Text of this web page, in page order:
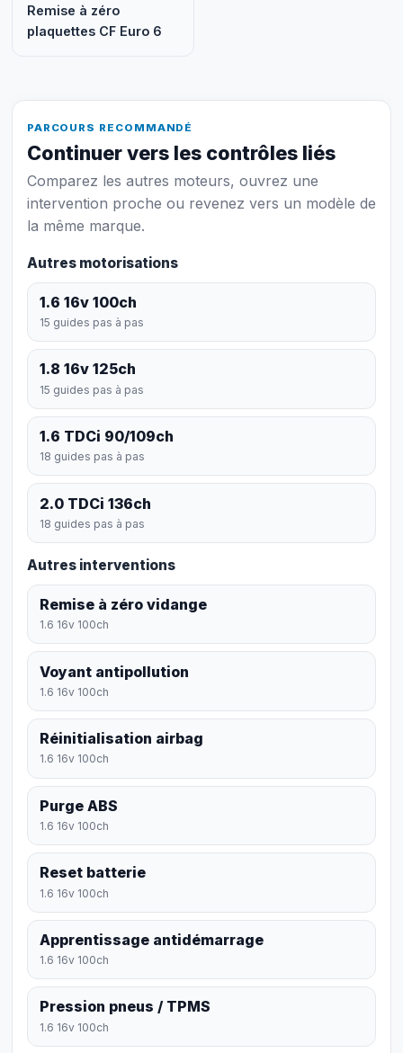
Remise à zéro
plaquettes CF Euro 6
PARCOURS RECOMMANDÉ
Continuer vers les contrôles liés
Comparez les autres moteurs, ouvrez une
intervention proche ou revenez vers un modèle de
la même marque.
Autres motorisations
1.6 16v 100ch
15 guides pas à pas
1.8 16v 125ch
15 guides pas à pas
1.6 TDCi 90/109ch
18 guides pas à pas
2.0 TDCi 136ch
18 guides pas à pas
Autres interventions
Remise à zéro vidange
1.6 16v 100ch
Voyant antipollution
1.6 16v 100ch
Réinitialisation airbag
1.6 16v 100ch
Purge ABS
1.6 16v 100ch
Reset batterie
1.6 16v 100ch
Apprentissage antidémarrage
1.6 16v 100ch
Pression pneus / TPMS
1.6 16v 100ch